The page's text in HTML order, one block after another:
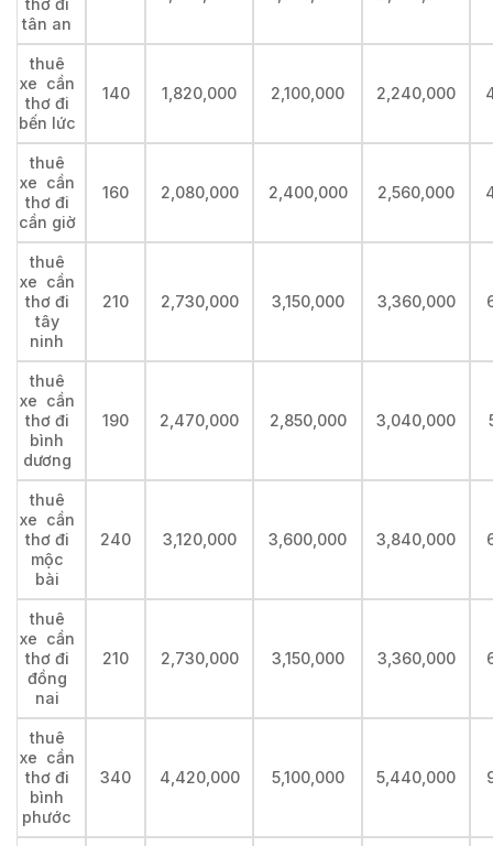
thơ đi
tân an
thuê
xe cần
thơ đi
bến lức
140 1,820,000 2,100,000 2,240,000
thuê
xe cần
thơ đi
cần giờ
160 2,080,000 2,400,000 2,560,000
thuê
xe cần
thơ đi
tây
ninh
210 2,730,000 3,150,000 3,360,000
thuê
xe cần
thơ đi
bình
dương
190 2,470,000 2,850,000 3,040,000
thuê
xe cần
thơ đi
mộc
bài
240 3,120,000 3,600,000 3,840,000
thuê
xe cần
thơ đi
đồng
nai
210 2,730,000 3,150,000 3,360,000
thuê
xe cần
thơ đi
bình
phước
340 4,420,000 5,100,000 5,440,000